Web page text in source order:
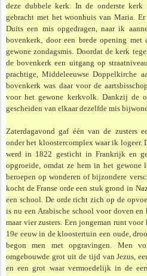
deze dubbele kerk. In de onderste
gebracht met het woonhuis van Maria.
Duits een mis opgedragen, naar ik
bovenkerk, door een brede opening met
gewone zondagsmis. Doordat de kerk
de bovenkerk een uitgang op
prachtige, Middeleeuwse Doppel­­kirche
bovenkerk was daar voor de
voor het gewone kerkvolk. Dankzij de
gescheiden van elkaar dezelfde mis
Zaterdagavond gaf één van de zusters
onder het kloostercomplex waar ik logeer.
werd in 1822 gesticht in Frankrijk en
opgroeide, omdat ze hem in het
beroepen op wonderen of bijzondere
kocht de Franse orde een stuk grond in
een school. De orde richt zich op de
is nu een Arabische school voor doven
maar vier zusters. Een jongeman runt
19e eeuw in de kloostertuin een oude,
begon men met opgravingen. Men
omgebouwde grot uit de tijd van Jezus,
en een grot waar vermoedelijk in de